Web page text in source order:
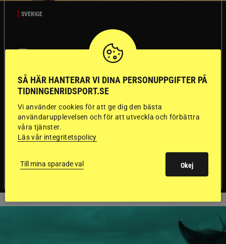
SVERIGE
Dyraste
ridhjälmarna blev
sämst i test
Stort test av ridhjälmar Försäkringsbolaget
Folksam har testat 15 ridhjälmar i olika
prisklasser för att se vilken som är den säkraste.
Det visar sig vara stor skillnad på säkerheten
mellan de olika hjälmarna – och dyrast är inte
bäst.
SÅ HÄR HANTERAR VI DINA PERSONUPPGIFTER PÅ
TIDNINGENRIDSPORT.SE
Vi använder cookies för att ge dig den bästa
användarupplevelsen och för att utveckla och förbättra
våra tjänster.
Läs vår integritetspolicy
Till mina sparade val Okej